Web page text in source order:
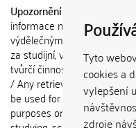
Tyto
cookies a
vylepšení
zdroje
Upozornění / Notice:
informace nemohou být
výdělečným účelům nebo
za studijní, vědeckou nebo
tvůrčí činnost jiné osoby
/ Any retrieved information
be used for any commercial
purposes or claimed as